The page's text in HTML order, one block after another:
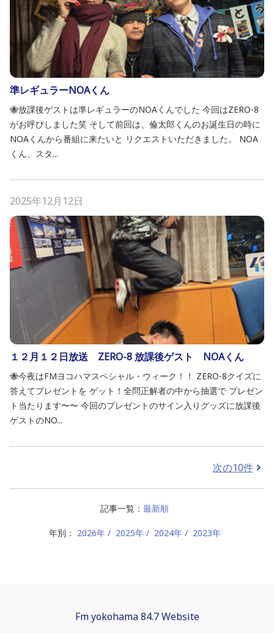
準レギュラーNOAくん
🐝放課後ゲストは準レギュラーのNOAくんでした 今回はZERO-8
がお呼びしました笑 そして前回は、倫太郎くんのお誕生日の時に
NOAくんから番組に来たいと リクエストいただきました。 NOA
くん、スタ...
2025年12月12日
１２月１２日放送 ZERO-8 放課後ゲスト NOAくん
🐝今夜はFMヨコハマスペシャル・ウィーク！！ ZERO-8クイズに
答えてプレゼントを ゲット！全問正解者の中から抽選で プレゼン
ト当たります〜〜 今回のプレゼントのサイン入りグッズに放課後
ゲストのNO...
次の10件
記事一覧： 最新順
年別： 2026年 2025年 2024年 2023年
Fm yokohama 84.7 Website